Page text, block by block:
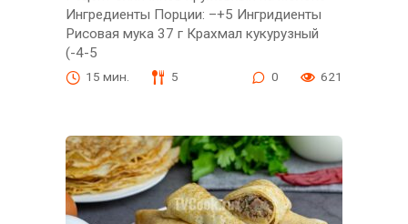
Ингредиенты Порции: –+5 Ингридиенты
Рисовая мука 37 г Крахмал кукурузный
(-4-5
15 мин. 5 0 621